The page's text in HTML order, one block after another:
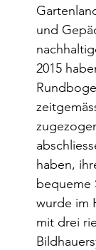
und
2015
haben,
bequeme
wurde im
mit drei